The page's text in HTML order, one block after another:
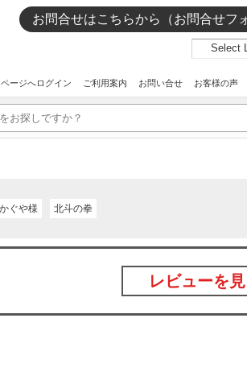
お問合せはこちらから（お問合せフ
Select
ージへログイン ご利用案内 お問い合せ お客様の声
かぐや様 北斗の拳
レビューを